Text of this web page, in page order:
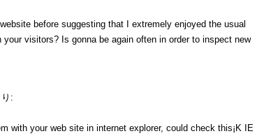
before suggesting that I extremely enjoyed the usual
your visitors? Is gonna be again often in order to inspect new
:
with your web site in internet explorer, could check this¡K IE